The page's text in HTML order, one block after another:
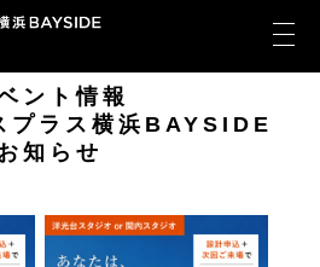
ント情報
プラス横浜BAYSIDE
知らせ